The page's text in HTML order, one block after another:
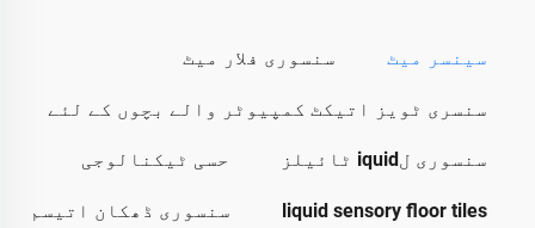
سینسر میٹ سنسوری فلار میٹ
سنسری ٹویز اتیکٹ کمپیوٹر والے بچوں کے لئے
سنسوری لiquid ٹائیلز حسی ٹیکنالوجی
liquid sensory floor tiles سنسوری ڈھکان اتیسم